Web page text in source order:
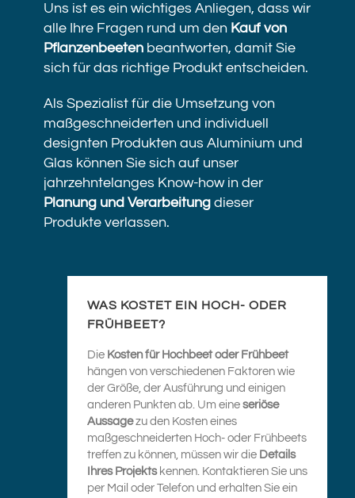
Uns ist es ein wichtiges Anliegen, dass wir
alle Ihre Fragen rund um den Kauf von
Pflanzenbeeten beantworten, damit Sie
sich für das richtige Produkt entscheiden.
Als Spezialist für die Umsetzung von
maßgeschneiderten und individuell
designten Produkten aus Aluminium und
Glas können Sie sich auf unser
jahrzehntelanges Know-how in der
Planung und Verarbeitung dieser
Produkte verlassen.
WAS KOSTET EIN HOCH- ODER
FRÜHBEET?
Die Kosten für Hochbeet oder Frühbeet
hängen von verschiedenen Faktoren wie
der Größe, der Ausführung und einigen
anderen Punkten ab. Um eine seriöse
Aussagezu den Kosten eines
maßgeschneiderten Hoch- oder Frühbeets
treffen zu können, müssen wir die Details
Ihres Projektskennen. Kontaktieren Sie uns
per Mail oder Telefon und erhalten Sie ein